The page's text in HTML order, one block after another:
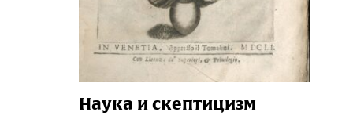
Наука и скептицизм